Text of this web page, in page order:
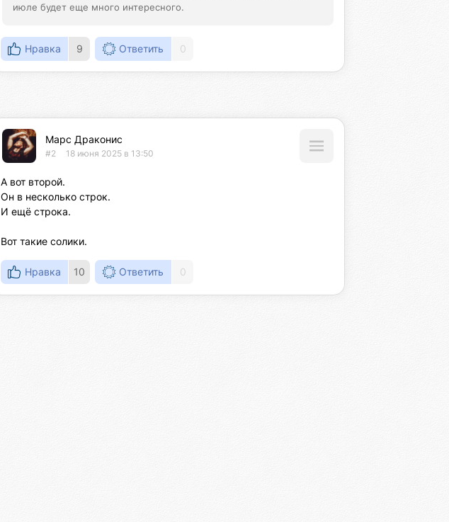
июле будет еще много интересного.
Нравка 9 Ответить 0
Марс Драконис
#2 18 июня 2025 в 13:50
А вот второй.
Он в несколько строк.
И ещё строка.
Вот такие солики.
Нравка 10 Ответить 0